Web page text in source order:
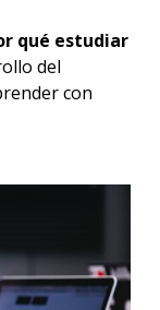
qué estudiar
del
con